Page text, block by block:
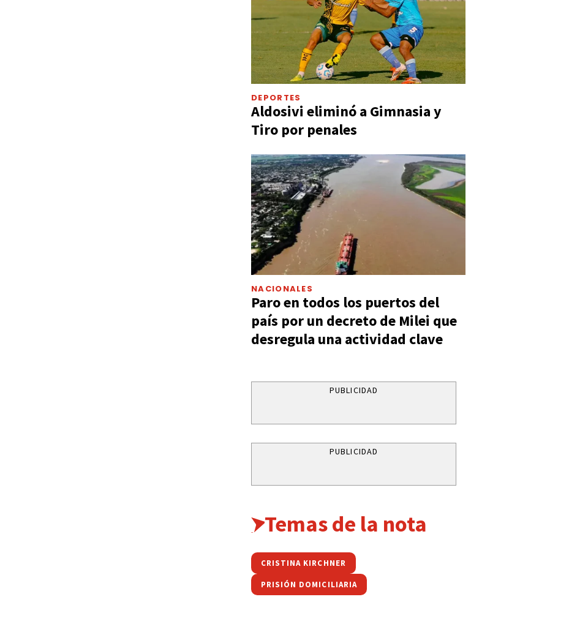
DEPORTES
Aldosivi eliminó a Gimnasia y
Tiro por penales
NACIONALES
Paro en todos los puertos del
país por un decreto de Milei que
desregula una actividad clave
PUBLICIDAD
PUBLICIDAD
Temas de la nota
CRISTINA KIRCHNER
PRISIÓN DOMICILIARIA